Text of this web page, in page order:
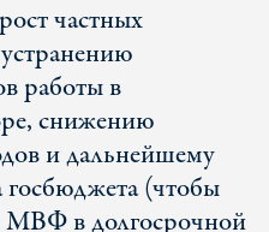
частных
работы в
снижению
и дальнейшему
(чтобы
МВФ в долгосрочной